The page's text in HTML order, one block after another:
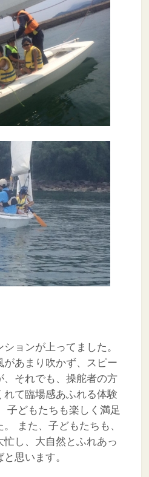
ョンが上ってました。
あまり吹かず、スピー
、それでも、操舵者の方
れて臨場感あふれる体験
子どもたちも楽しく満足
また、子どもたちも、
し、大自然とふれあっ
思います。